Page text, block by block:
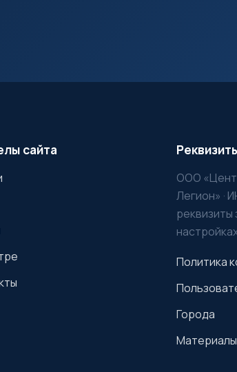
сайта
ООО
Легион» ·
реквизиты
Политика
Города
Материалы